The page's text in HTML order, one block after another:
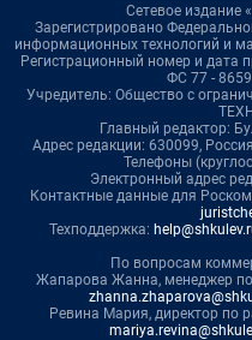
Сетевое издание
Зарегистрировано
информационных технологий и
Регистрационный номер и дата
ФС 77 -
Учредитель: Общество с
Главный редактор:
Адрес редакции: 630099,
Телефоны
Электронный адрес
Контактные данные для
Техподдержка:
По вопросам
Жапарова Жанна, менеджер
Ревина Мария, директор по